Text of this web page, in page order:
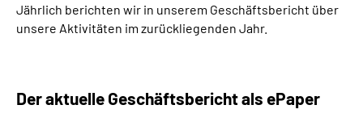
Inhalte in Gebärdensprache (DGS)
Jährlich berichten wir in unserem Geschäftsbericht über
unsere Aktivitäten im zurückliegenden Jahr.
Der aktuelle Geschäftsbericht als ePaper